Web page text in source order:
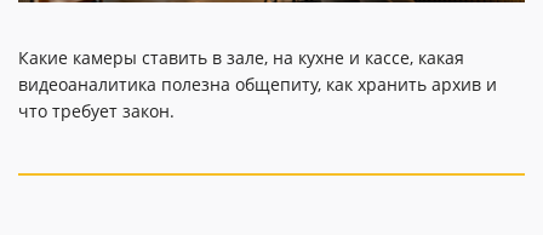
Какие камеры ставить в зале, на кухне и кассе, какая
видеоаналитика полезна общепиту, как хранить архив и
что требует закон.